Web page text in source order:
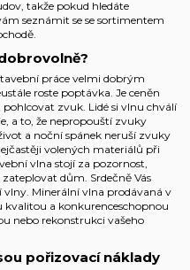
takže pokud hledáte
seznámit se se sortimentem
práce velmi dobrým
roste poptávka. Je ceněn
zvuk. Lidé si vlnu chválí
a to, že nepropouští zvuky
a noční spánek neruší zvuky
volených materiálů při
vlna stojí za pozornost,
dům. Srdečně Vás
Minerální vlna prodávaná v
kvalitou a konkurenceschopnou
nebo rekonstrukci vašeho
pořizovací náklady